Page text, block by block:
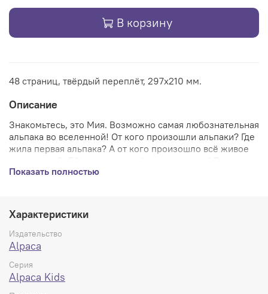
В корзину
48 страниц, твёрдый переплёт, 297х210 мм.
Описание
Знакомьтесь, это Мия. Возможно самая любознательная
альпака во вселенной! От кого произошли альпаки? Где
жила первая альпака? А от кого произошло всё живое
тоже - эта книга для вас. Отправляйтесь в удивительное
Показать полностью
Характеристики
Издательство
Alpaca
Серия
Alpaca Kids